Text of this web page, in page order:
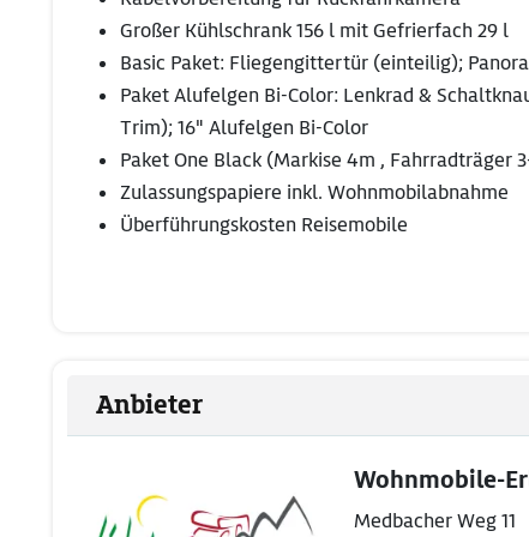
Großer Kühlschrank 156 l mit Gefrierfach 29 l
Basic Paket: Fliegengittertür (einteilig);
Paket Alufelgen Bi-Color: Lenkrad &
Trim); 16" Alufelgen Bi-Color
Paket One Black (Markise 4m , Fahrradträger
Zulassungspapiere inkl. Wohnmobilabnahme
Überführungskosten Reisemobile
Anbieter
Wohnmobile-
Medbacher Weg 11